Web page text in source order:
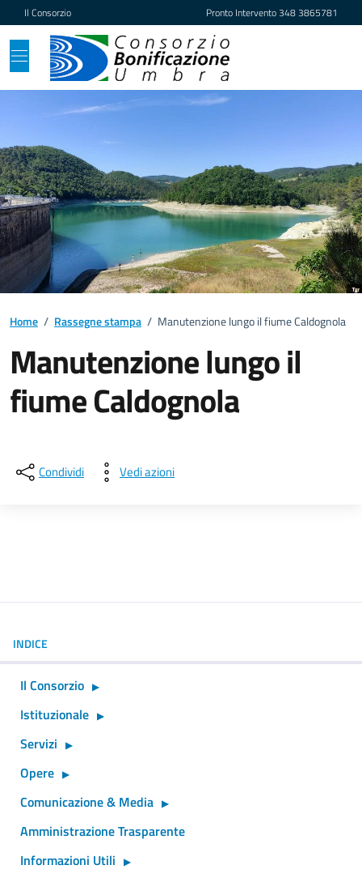
Vai ai contenuti
Vai al footer
Il Consorzio Pronto Intervento348 3865781
Home / Rassegne stampa / Manutenzione lungo il fiume Caldognola
Manutenzione lungo il
fiume Caldognola
Condividi Vedi azioni
INDICE
Il Consorzio
Istituzionale
Servizi
Opere
Comunicazione & Media
Amministrazione Trasparente
Informazioni Utili